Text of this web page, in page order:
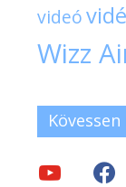
videó
Wizz